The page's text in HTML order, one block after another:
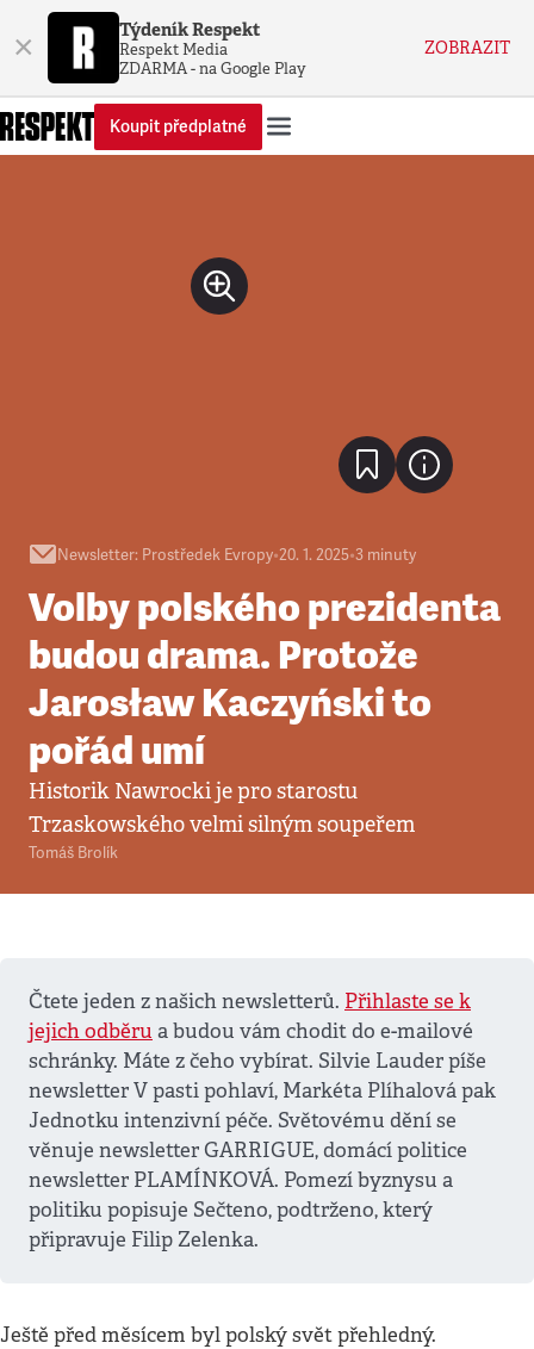
× Týdeník Respekt
Respekt Media
ZDARMA - na Google Play
ZOBRAZIT
Koupit předplatné
Newsletter: Prostředek Evropy•20. 1. 2025•3 minuty
Volby polského prezidenta
budou drama. Protože
Jarosław Kaczyński to
pořád umí
Historik Nawrocki je pro starostu
Trzaskowského velmi silným soupeřem
Tomáš Brolík
Čtete jeden z našich newsletterů. Přihlaste se k
jejich odběru a budou vám chodit do e-mailové
schránky. Máte z čeho vybírat. Silvie Lauder píše
newsletter V pasti pohlaví, Markéta Plíhalová pak
Jednotku intenzivní péče. Světovému dění se
věnuje newsletter GARRIGUE, domácí politice
newsletter PLAMÍNKOVÁ. Pomezí byznysu a
politiku popisuje Sečteno, podtrženo, který
připravuje Filip Zelenka.
Ještě před měsícem byl polský svět přehledný.